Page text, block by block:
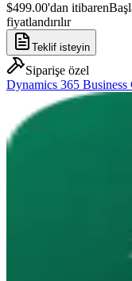
$499.00'dan itibaren
fiyatlandırılır
Teklif isteyin
Siparişe özel
Dynamics 365 Business